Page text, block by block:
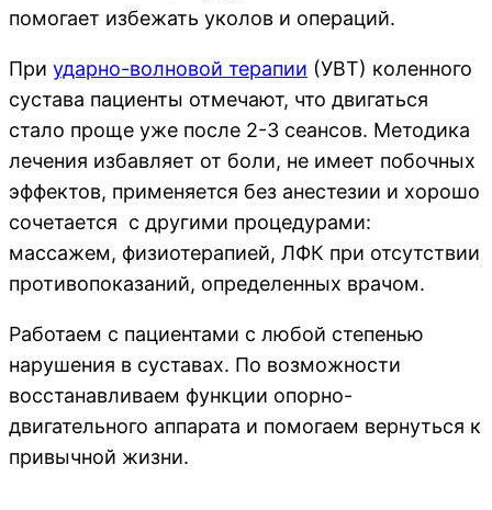
помогает избежать уколов и операций.
При ударно-волновой терапии (УВТ) коленного
сустава пациенты отмечают, что двигаться
стало проще уже после 2-3 сеансов. Методика
лечения избавляет от боли, не имеет побочных
эффектов, применяется без анестезии и хорошо
сочетается с другими процедурами:
массажем, физиотерапией, ЛФК при отсутствии
противопоказаний, определенных врачом.
Работаем с пациентами с любой степенью
нарушения в суставах. По возможности
восстанавливаем функции опорно-
двигательного аппарата и помогаем вернуться к
привычной жизни.